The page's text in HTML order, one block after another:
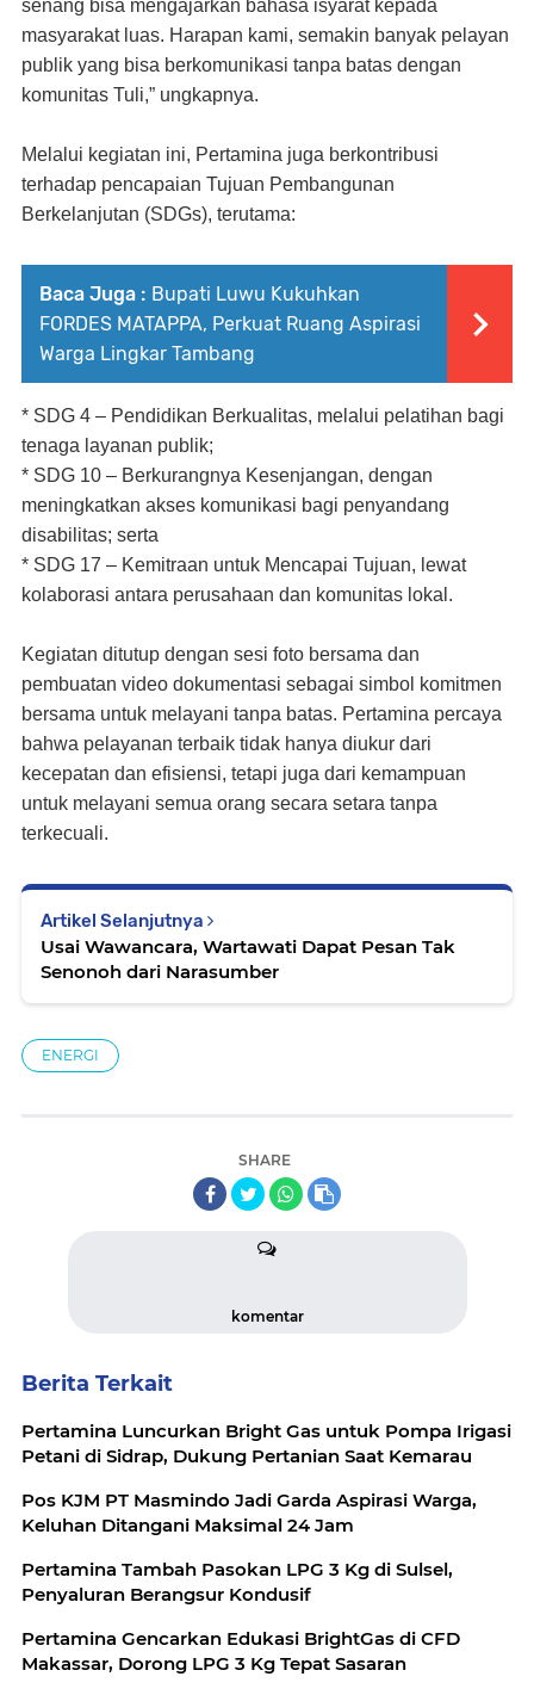
senang bisa mengajarkan bahasa isyarat kepada
masyarakat luas. Harapan kami, semakin banyak pelayan
publik yang bisa berkomunikasi tanpa batas dengan
komunitas Tuli,” ungkapnya.
Melalui kegiatan ini, Pertamina juga berkontribusi
terhadap pencapaian Tujuan Pembangunan
Berkelanjutan (SDGs), terutama:
Baca Juga : Bupati Luwu Kukuhkan
FORDES MATAPPA, Perkuat Ruang Aspirasi
Warga Lingkar Tambang
* SDG 4 – Pendidikan Berkualitas, melalui pelatihan bagi
tenaga layanan publik;
* SDG 10 – Berkurangnya Kesenjangan, dengan
meningkatkan akses komunikasi bagi penyandang
disabilitas; serta
* SDG 17 – Kemitraan untuk Mencapai Tujuan, lewat
kolaborasi antara perusahaan dan komunitas lokal.
Kegiatan ditutup dengan sesi foto bersama dan
pembuatan video dokumentasi sebagai simbol komitmen
bersama untuk melayani tanpa batas. Pertamina percaya
bahwa pelayanan terbaik tidak hanya diukur dari
kecepatan dan efisiensi, tetapi juga dari kemampuan
untuk melayani semua orang secara setara tanpa
terkecuali.
Artikel Selanjutnya
Usai Wawancara, Wartawati Dapat Pesan Tak
Senonoh dari Narasumber
ENERGI
SHARE
komentar
Berita Terkait
Pertamina Luncurkan Bright Gas untuk Pompa Irigasi
Petani di Sidrap, Dukung Pertanian Saat Kemarau
Pos KJM PT Masmindo Jadi Garda Aspirasi Warga,
Keluhan Ditangani Maksimal 24 Jam
Pertamina Tambah Pasokan LPG 3 Kg di Sulsel,
Penyaluran Berangsur Kondusif
Pertamina Gencarkan Edukasi BrightGas di CFD
Makassar, Dorong LPG 3 Kg Tepat Sasaran